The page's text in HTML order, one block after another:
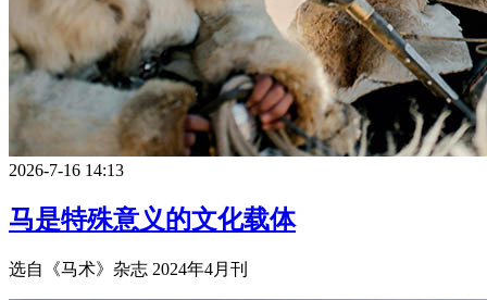
2026-7-16 14:13
马是特殊意义的文化载体
选自《马术》杂志 2024年4月刊